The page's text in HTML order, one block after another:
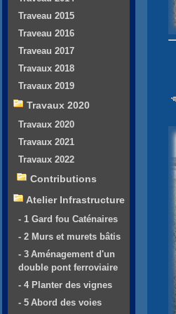
Traveau 2015
Traveau 2016
Traveau 2017
Travaux 2018
Travaux 2019
Travaux 2020
Travaux 2020
Travaux 2021
Travaux 2022
Contributions
Atelier Infrastructure
- 1 Gard fou Caténaires
- 2 Murs et murets bâtis
- 3 Aménagement d'un
double pont ferroviaire
- 4 Planter des vignes
- 5 Abord des voies